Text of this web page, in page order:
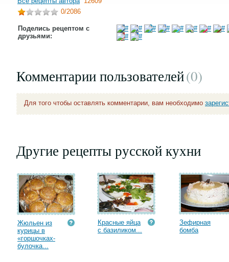
0/2086
Поделись рецептом с
друзьями:
Комментарии пользователей(0)
Для того чтобы оставлять комментарии, вам необходимо
Другие рецепты русской кухни
Жюльен из
курицы в
«горшочках-
булочка...
Красные яйца
с базиликом...
Зефирная
бомба